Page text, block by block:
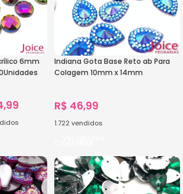
6mm
Indiana Gota Base Reto ab Para
Colagem 10mm x 14mm
R$ 46,99
1.722 vendidos